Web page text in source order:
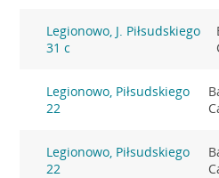
Legionowo, J. Piłsudskiego
31 c
Legionowo, Piłsudskiego
22
Legionowo, Piłsudskiego
22